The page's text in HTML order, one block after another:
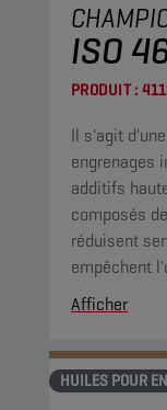
ISO
PRODUIT :
Il s'agit
engrenages
additifs
composés
réduisent
empêchent
Afficher
HUILES POUR